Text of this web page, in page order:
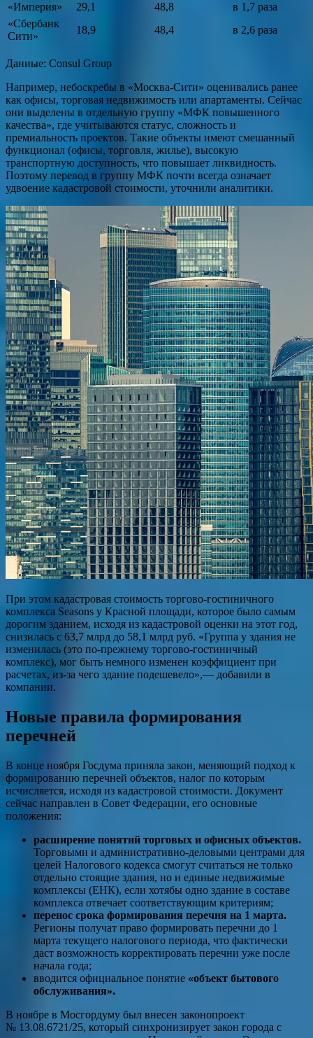
«Империя»
29,1 48,8
в 1,7 раза
«Сбербанк
Сити»
18,9 48,4 в 2,6 раза
Данные: Consul Group
Например, небоскребы в «Москва-Сити» оценивались ранее
как офисы, торговая недвижимость или апартаменты. Сейчас
они выделены в отдельную группу «МФК повышенного
качества», где учитываются статус, сложность и
премиальность проектов. Такие объекты имеют смешанный
функционал (офисы, торговля, жилье), высокую
транспортную доступность, что повышает ликвидность.
Поэтому перевод в группу МФК почти всегда означает
удвоение кадастровой стоимости, уточнили аналитики.
При этом кадастровая стоимость торгово-гостиничного
комплекса Seasons у Красной площади, которое было самым
дорогим зданием, исходя из кадастровой оценки на этот год,
снизилась с 63,7 млрд до 58,1 млрд руб. «Группа у здания не
изменилась (это по-прежнему торгово-гостиничный
комплекс), мог быть немного изменен коэффициент при
расчетах, из-за чего здание подешевело»,— добавили в
компании.
Новые правила формирования
перечней
В конце ноября Госдума приняла закон, меняющий подход к
формированию перечней объектов, налог по которым
исчисляется, исходя из кадастровой стоимости. Документ
сейчас направлен в Совет Федерации, его основные
положения:
расширение понятий торговых и офисных объектов.
Торговыми и административно-деловыми центрами для
целей Налогового кодекса смогут считаться не только
отдельно стоящие здания, но и единые недвижимые
комплексы (ЕНК), если хотябы одно здание в составе
комплекса отвечает соответствующим критериям;
перенос срока формирования перечня на 1 марта.
Регионы получат право формировать перечни до 1
марта текущего налогового периода, что фактически
даст возможность корректировать перечни уже после
начала года;
вводится официальное понятие «объект бытового
обслуживания».
В ноябре в Мосгордуму был внесен законопроект
№ 13.08.6721/25, который синхронизирует закон города с